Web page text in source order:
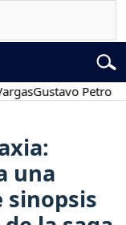
Petro
una
sinopsis